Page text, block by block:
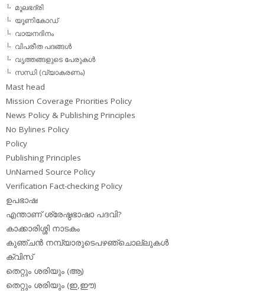
മൂലഭദ്രി
യൂണികോഡ്
വായനദിനം
വിപരീത പദങ്ങള്‍
വൃത്തങ്ങളുടെ പേരുകള്‍
സന്ധി (വ്യാകരണം)
Mast head
Mission Coverage Priorities Policy
News Policy & Publishing Principles
No Bylines Policy
Policy
Publishing Principles
UnNamed Source Policy
Verification Fact-checking Policy
ഉപഭാഷ
എന്താണ് ശ്രേഷ്ഠഭാഷാ പദവി?
കാക്കാരിശ്ശി നാടകം
കുഞ്ചന്‍ നമ്പ്യാരുടെപഴഞ്ചൊല്ലുകള്‍
ക്വിസ്
തെറ്റും ശരിയും (ആ)
തെറ്റും ശരിയും (ഇ,ഈ)